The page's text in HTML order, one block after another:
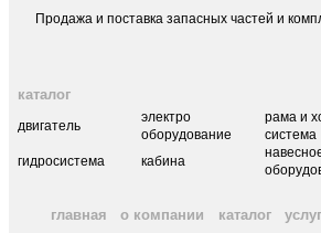
Продажа и поставка запасных частей и
каталог
двигатель
электро
оборудование
рама и
система
гидросистема кабина
главная о компании каталог